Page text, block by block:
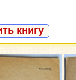
книгу